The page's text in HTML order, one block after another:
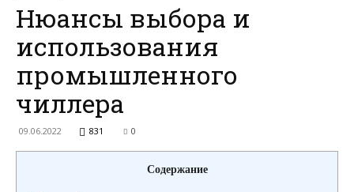
Нюансы выбора и
использования
промышленного
чиллера
09.06.2022 831 0
Содержание